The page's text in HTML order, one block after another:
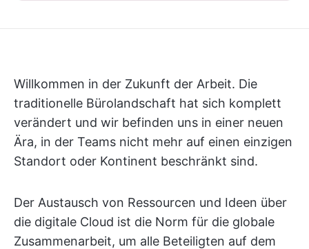
Willkommen in der Zukunft der Arbeit. Die
traditionelle Bürolandschaft hat sich komplett
verändert und wir befinden uns in einer neuen
Ära, in der Teams nicht mehr auf einen einzigen
Standort oder Kontinent beschränkt sind.
Der Austausch von Ressourcen und Ideen über
die digitale Cloud ist die Norm für die globale
Zusammenarbeit, um alle Beteiligten auf dem